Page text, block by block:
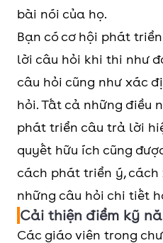
bài nói của họ.
Bạn có cơ hội phát
lời câu hỏi khi thi như
câu hỏi cũng như xác
hỏi. Tất cả những điều
phát triển câu trả lời
quyết hữu ích cũng
cách phát triển ý,
những câu hỏi chi tiết
Cải thiện điểm kỹ
Các giáo viên trong